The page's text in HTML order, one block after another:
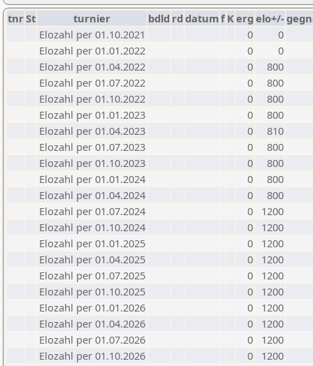
tnrSt turnier bdld rd datumf Kerg elo+/-
Elozahl per 01.10.2021
0
0
Elozahl per 01.01.2022
0
0
Elozahl per 01.04.2022
0
800
Elozahl per 01.07.2022
0
800
Elozahl per 01.10.2022
0
800
Elozahl per 01.01.2023
0
800
Elozahl per 01.04.2023
0
810
Elozahl per 01.07.2023
0
800
Elozahl per 01.10.2023
0
800
Elozahl per 01.01.2024
0
800
Elozahl per 01.04.2024
0
800
Elozahl per 01.07.2024
0
1200
Elozahl per 01.10.2024
0
1200
Elozahl per 01.01.2025
0
1200
Elozahl per 01.04.2025
0
1200
Elozahl per 01.07.2025
0
1200
Elozahl per 01.10.2025
0
1200
Elozahl per 01.01.2026
0
1200
Elozahl per 01.04.2026
0
1200
Elozahl per 01.07.2026
0
1200
Elozahl per 01.10.2026
0 1200